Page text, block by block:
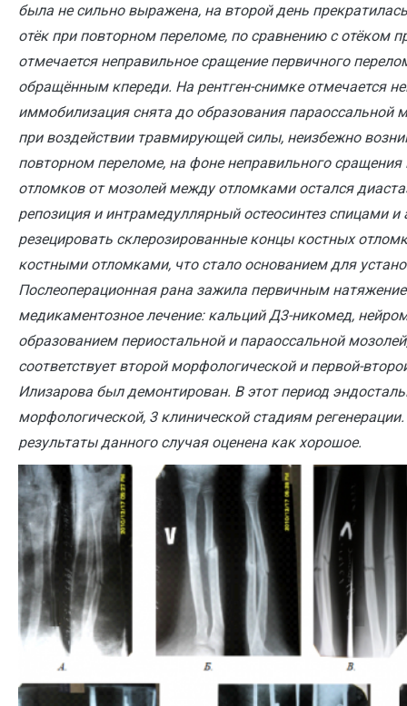
была не сильно выражена, на второй день
отёк при повторном переломе, по сравнению с отёком
отмечается неправильное сращение первичного
обращённым кпереди. На рентген-снимке отмечается
иммобилизация снята до образования параоссальной
при воздействии травмирующей силы, неизбежно
повторном переломе, на фоне неправильного
отломков от мозолей между отломками остался
репозиция и интрамедуллярный остеосинтез спицами
резецировать склерозированные концы костных
костными отломками, что стало основанием для
Послеоперационная рана зажила первичным
медикаментозное лечение: кальций Д3-никомед,
образованием периостальной и параоссальной
соответствует второй морфологической и первой-
Илизарова был демонтирован. В этот период
морфологической, 3 клинической стадиям
результаты данного случая оценена как хорошое.